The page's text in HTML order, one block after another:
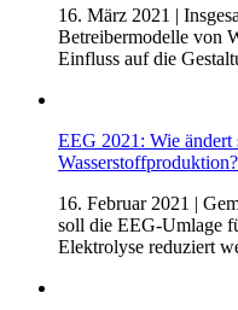
16. März 2021 |
Betreibermodelle von
Einfluss auf die
EEG 2021: Wie
Wasserstoffproduktion?
16. Februar 2021 |
soll die EEG-Umlage
Elektrolyse reduziert